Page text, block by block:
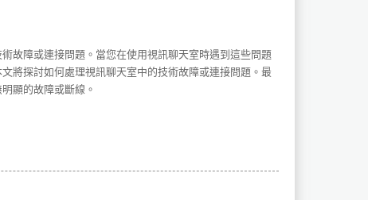
故障或連接問題。當您在使用視訊聊天室時遇到這些問題
將探討如何處理視訊聊天室中的技術故障或連接問題。最
顯的故障或斷線。